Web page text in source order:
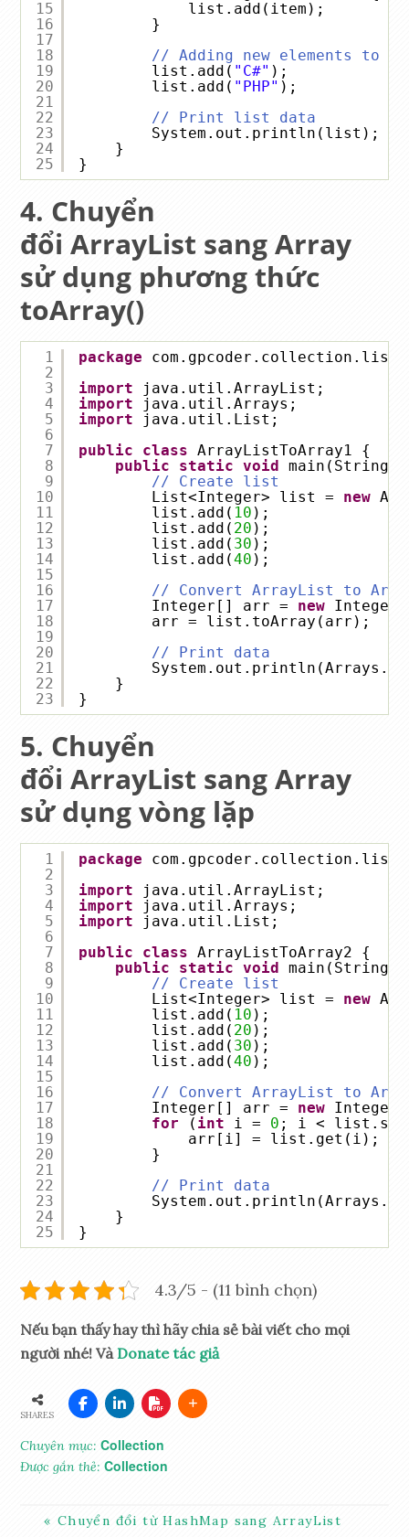
15
16
17
18
19
20
21
22
23
24
25
list.add(item);
}
// Adding new elements to
list.add( "C#" );
list.add( "PHP" );
// Print list data
System.out.println(list);
}
}
Chuyển
đổi ArrayList sang Array
sử dụng phương thức
toArray()
1
2
3
4
5
6
7
8
9
10
11
12
13
14
15
16
17
18
19
20
21
22
23
package
import
java.util.ArrayList;
import
java.util.Arrays;
import
java.util.List;
public
class ArrayListToArray1 {
public
static void
// Create list
List<Integer> list = new
list.add( 10 );
list.add( 20 );
list.add( 30 );
list.add(40 );
// Convert ArrayList to
Integer[] arr = new
arr = list.toArray(arr);
// Print data
}
}
Chuyển
đổi ArrayList sang Array
sử dụng vòng lặp
1
2
3
4
5
6
7
8
9
10
11
12
13
14
15
16
17
18
19
20
21
22
23
24
25
package
import
java.util.ArrayList;
import
java.util.Arrays;
import
java.util.List;
public
class ArrayListToArray2 {
public
static void
// Create list
List<Integer> list = new
list.add( 10 );
list.add( 20 );
list.add( 30 );
list.add(40 );
// Convert ArrayList to
Integer[] arr = new
for
( int i = 0 ; i <
arr[i] = list.get(i);
}
// Print data
}
}
4.3/5 - (11 bình chọn)
Nếu bạn thấy hay thì hãy chia sẻ bài viết cho mọi
người nhé! VàDonate tác giả
SHARES
Chuyên mục:Collection
Được gắn thẻ:Collection
Chuyển đổi từ HashMap sang ArrayList